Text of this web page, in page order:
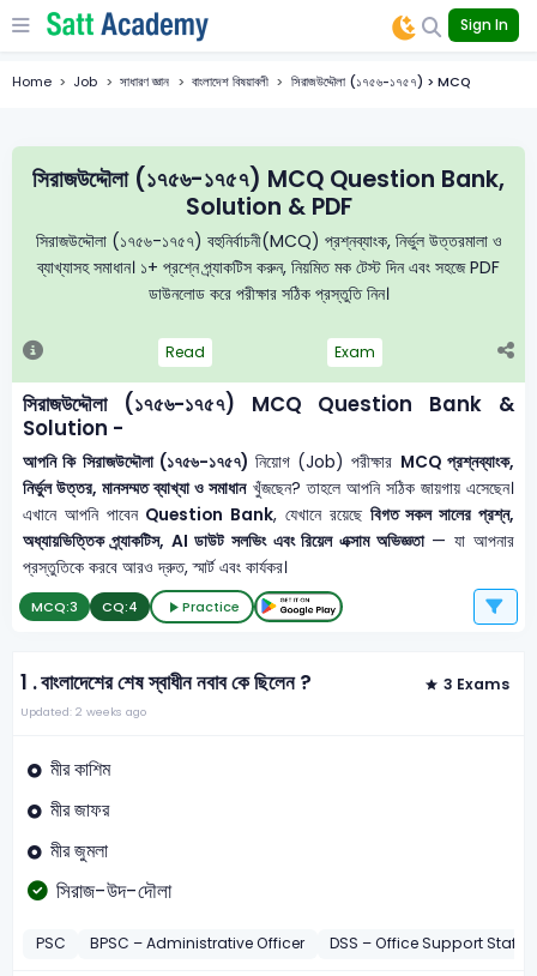
Sign In
Home Job সাধারণ জ্ঞান বাংলাদেশ বিষয়াবলী সিরাজউদ্দৌলা (১৭৫৬-১৭৫৭) > MCQ
সিরাজউদ্দৌলা (১৭৫৬-১৭৫৭) MCQ Question Bank,
Solution & PDF
সিরাজউদ্দৌলা (১৭৫৬-১৭৫৭) বহুনির্বাচনী(MCQ) প্রশ্নব্যাংক, নির্ভুল উত্তরমালা ও
ব্যাখ্যাসহ সমাধান। ১+ প্রশ্নে প্র্যাকটিস করুন, নিয়মিত মক টেস্ট দিন এবং সহজে PDF
ডাউনলোড করে পরীক্ষার সঠিক প্রস্তুতি নিন।
Read Exam
সিরাজউদ্দৌলা (১৭৫৬-১৭৫৭) MCQ Question Bank &
Solution -
আপনি কি সিরাজউদ্দৌলা (১৭৫৬-১৭৫৭) নিয়োগ (Job) পরীক্ষার MCQ প্রশ্নব্যাংক,
নির্ভুল উত্তর, মানসম্মত ব্যাখ্যা ও সমাধানখুঁজছেন? তাহলে আপনি সঠিক জায়গায় এসেছেন।
এখানে আপনি পাবেন Question Bank, যেখানে রয়েছে বিগত সকল সালের প্রশ্ন,
অধ্যায়ভিত্তিক প্র্যাকটিস, AI ডাউট সলভিং এবং রিয়েল এক্সাম অভিজ্ঞতা— যা আপনার
প্রস্তুতিকে করবে আরও দ্রুত, স্মার্ট এবং কার্যকর।
MCQ:3 CQ:4 Practice
1 .বাংলাদেশের শেষ স্বাধীন নবাব কে ছিলেন ? 3 Exams
Updated: 2 weeks ago
মীর কাশিম
মীর জাফর
মীর জুমলা
সিরাজ-উদ-দৌলা
PSC BPSC – Administrative Officer DSS – Office Support Staff-